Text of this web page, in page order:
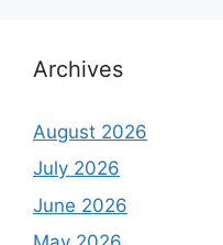
Archives
August 2026
July 2026
June 2026